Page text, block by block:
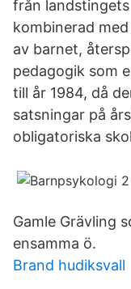
från
kombinerad
av barnet,
pedagogik som
till år 1984, då
satsningar på
obligatoriska
Gamle Grävling
ensamma ö.
Brand hudiksvall